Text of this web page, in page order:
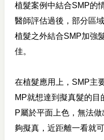
植髮案例中結合SMP的
醫師評估過後，部分區
植髮之外結合SMP加強
佳。
在植髮應用上，SMP主
MP就想達到擬真髮的
P屬於平面上色，無法
夠擬真，近距離一看就可